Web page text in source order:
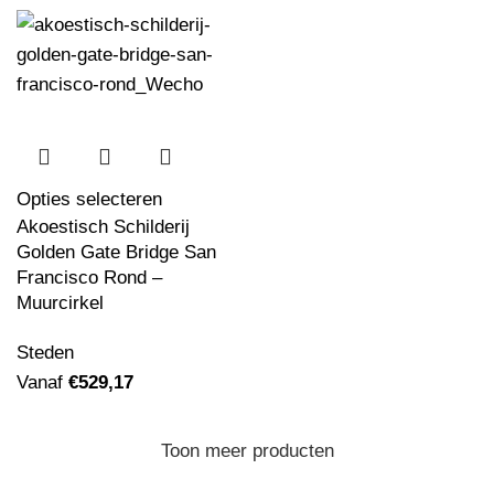
Opties selecteren
Akoestisch Schilderij
Golden Gate Bridge San
Francisco Rond –
Muurcirkel
Steden
Vanaf €529,17
Toon meer producten